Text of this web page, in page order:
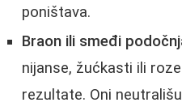
poništava.
Braon ili smeđi
nijanse, žućkasti ili
rezultate. Oni